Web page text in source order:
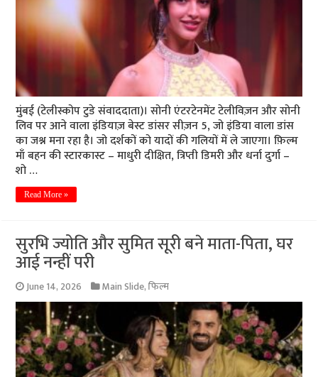
मुंबई (टेलीस्कोप टुडे संवाददाता)। सोनी एंटरटेनमेंट टेलीविज़न और सोनी
लिव पर आने वाला इंडियाज़ बेस्ट डांसर सीज़न 5, जो इंडिया वाला डांस
का जश्न मना रहा है। जो दर्शकों को यादों की गलियों में ले जाएगा। फ़िल्म
माँ बहन की स्टारकास्ट – माधुरी दीक्षित, त्रिप्ती डिमरी और धर्ना दुर्गा –
शो …
Read More »
सुरभि ज्योति और सुमित सूरी बने माता-पिता, घर
आई नन्हीं परी
June 14, 2026 Main Slide,फिल्म